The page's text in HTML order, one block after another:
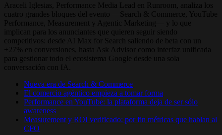
Araceli Iglesias, Performance Media Lead en Runroom, analiza los
cuatro grandes bloques del evento —Search & Commerce, YouTube
Performance, Measurement y Agentic Marketing— y lo que
implican para los anunciantes que quieren seguir siendo
competitivos: desde AI Max for Search saliendo de beta con un
+27% en conversiones, hasta Ask Advisor como interfaz unificada
para gestionar todo el ecosistema Google desde una sola
conversación con IA.
Nueva era de Search & Commerce
El comercio agéntico empieza a tomar forma
Performance en YouTube: la plataforma deja de ser sólo
awareness
Measurement y ROI verificado: por fin métricas que hablan al
CFO